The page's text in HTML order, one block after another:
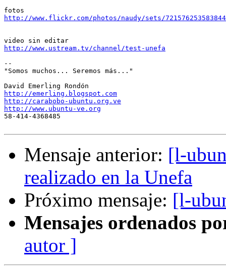
http://www.flickr.com/photos/naudy/sets/
http://www.ustream.tv/channel/test-unefa
--
"Somos muchos... Seremos más..."
http://emerling.blogspot.com
http://carabobo-ubuntu.org.ve
http://www.ubuntu-ve.org
58-414-4368485
Mensaje anterior: [l-
realizado en la Unefa
Próximo mensaje: [l-
Mensajes ordenados
autor ]